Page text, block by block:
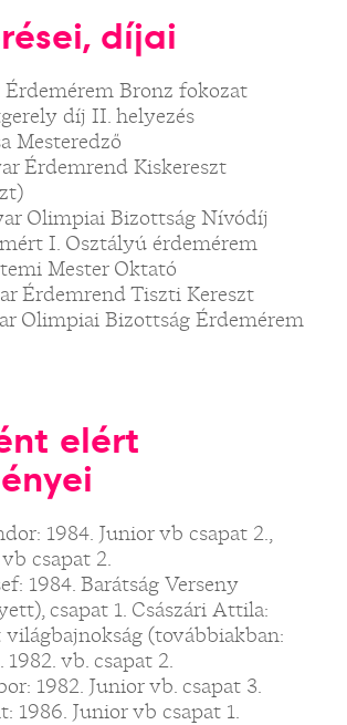
díjai
Érdemérem Bronz fokozat
díj II. helyezés
Mesteredző
Érdemrend Kiskereszt
Olimpiai Bizottság Nívódíj
I. Osztályú érdemérem
Mester Oktató
Érdemrend Tiszti Kereszt
Olimpiai Bizottság Érdemérem
elért
1984. Junior vb csapat 2.,
csapat 2.
1984. Barátság Verseny
csapat 1. Császári Attila:
világbajnokság (továbbiakban:
vb. csapat 2.
1982. Junior vb. csapat 3.
1986. Junior vb csapat 1.